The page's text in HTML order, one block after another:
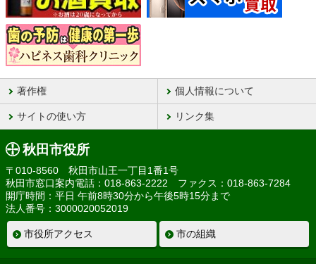
著作権 個人情報について
サイトの使い方 リンク集
秋田市役所
〒010-8560 秋田市山王一丁目1番1号
秋田市窓口案内電話：018-863-2222 ファクス：018-863-7284
開庁時間：平日 午前8時30分から午後5時15分まで
法人番号：3000020052019
市役所アクセス 市の組織